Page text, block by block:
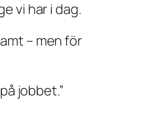
vi har i dag.
– men för
jobbet.”